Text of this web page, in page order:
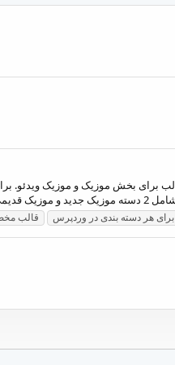
برای بخش موزیک و موزیک ویدئو.
می...
هر دسته بندی در وردپرس قالب